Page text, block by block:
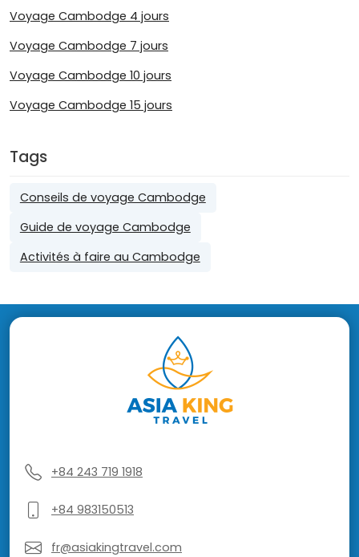
Voyage Cambodge 4 jours
Voyage Cambodge 7 jours
Voyage Cambodge 10 jours
Voyage Cambodge 15 jours
Tags
Conseils de voyage Cambodge
Guide de voyage Cambodge
Activités à faire au Cambodge
+84 243 719 1918
+84 983150513
fr@asiakingtravel.com